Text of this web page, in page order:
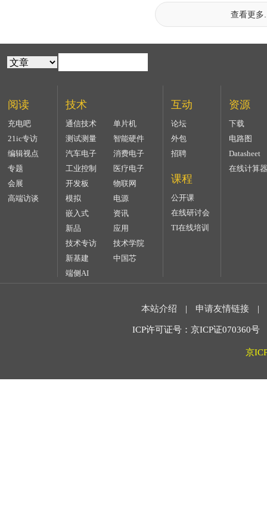
查看更多
阅读
充电吧
21ic专访
编辑视点
专题
会展
高端访谈
技术
通信技术
单片机
测试测量
智能硬件
汽车电子
消费电子
工业控制
医疗电子
开发板
物联网
模拟
电源
嵌入式
资讯
新品
应用
技术专访
技术学院
新基建
中国芯
端侧AI
互动
论坛
外包
招聘
课程
公开课
在线研讨会
TI在线培训
资源
下载
电路图
Datasheet
在线计算器
本站介绍 | 申请友情链接 |
ICP许可证号：京ICP证070360
京